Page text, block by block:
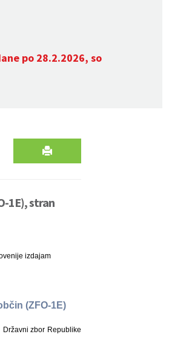
po 28.2.2026, so
1E), stran
izdajam
(ZFO-1E)
Državni zbor Republike